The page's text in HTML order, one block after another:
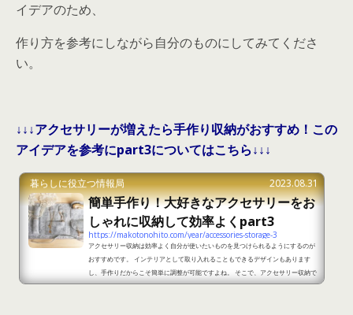
イデアのため、
作り方を参考にしながら自分のものにしてみてくださ
い。
↓↓↓アクセサリーが増えたら手作り収納がおすすめ！この
アイデアを参考にpart3についてはこちら↓↓↓
暮らしに役立つ情報局 2023.08.31
簡単手作り！大好きなアクセサリーをお
しゃれに収納して効率よくpart3
https://makotonohito.com/year/accessories-storage-3
アクセサリー収納は効率よく自分が使いたいものを見つけられるようにするのが
おすすめです。 インテリアとして取り入れることもできるデザインもあります
し、手作りだからこそ簡単に調整が可能ですよね。 そこで、アクセサリー収納で
簡単に手作りできるアイデアをご紹介します。簡単手作り！大好きなアクセサリ